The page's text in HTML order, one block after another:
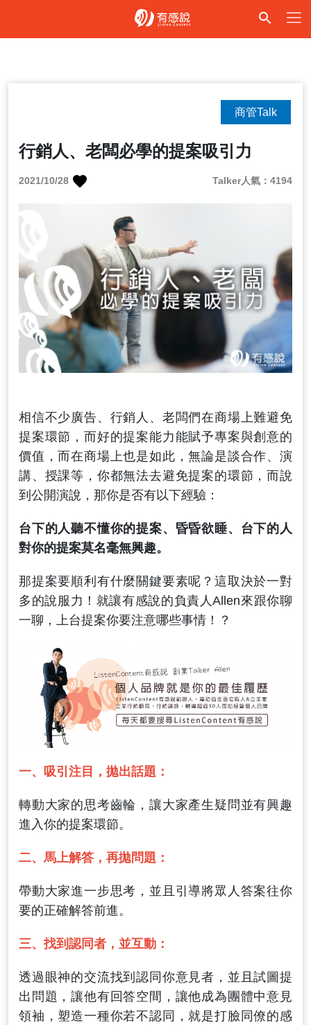
行銷人、老闆必學的提案吸引力
商管Talk
2021/10/28 Talker人氣：4194
相信不少廣告、行銷人、老闆們在商場上難避免
提案環節，而好的提案能力能賦予專案與創意的
價值，而在商場上也是如此，無論是談合作、演
講、授課等，你都無法去避免提案的環節，而說
到公開演說，那你是否有以下經驗：
台下的人聽不懂你的提案、 昏昏欲睡、 台下的人
對你的提案莫名毫無興趣。
那提案要順利有什麼關鍵要素呢？這取決於一對
多的說服力！就讓有感說的負責人Allen來跟你聊
一聊，上台提案你要注意哪些事情！？
一、吸引注目，拋出話題：
轉動大家的思考齒輪，讓大家產生疑問並有興趣
進入你的提案環節。
二、馬上解答，再拋問題：
帶動大家進一步思考，並且引導將眾人答案往你
要的正確解答前進。
三、找到認同者，並互動：
透過眼神的交流找到認同你意見者，並且試圖提
出問題，讓他有回答空間，讓他成為團體中意見
領袖，塑造一種你若不認同，就是打臉同僚的感